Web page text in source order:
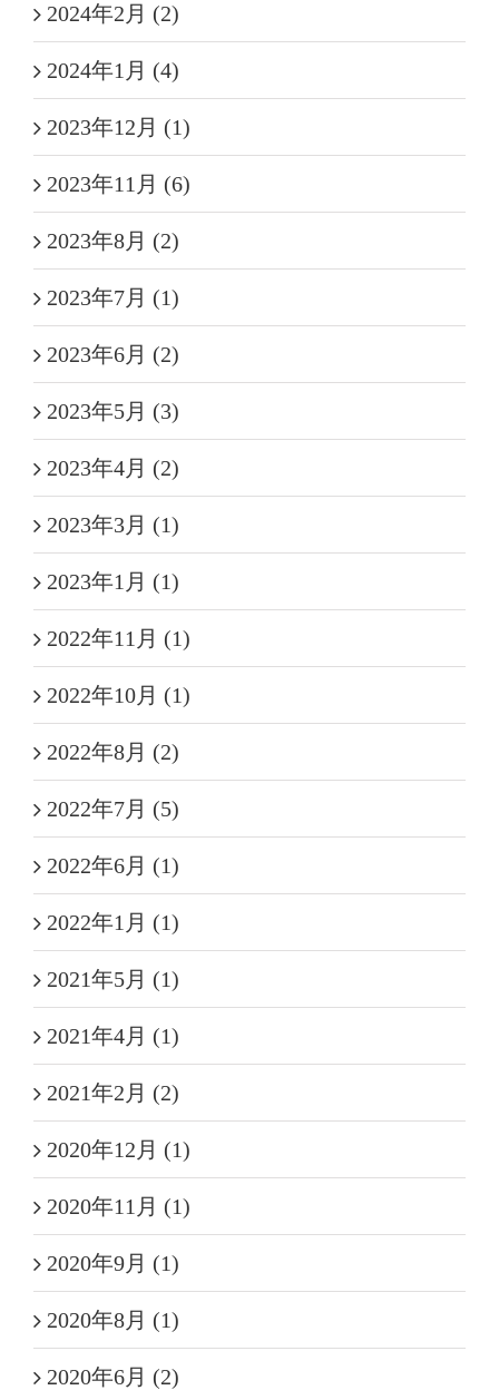
2024年2月 (2)
2024年1月 (4)
2023年12月 (1)
2023年11月 (6)
2023年8月 (2)
2023年7月 (1)
2023年6月 (2)
2023年5月 (3)
2023年4月 (2)
2023年3月 (1)
2023年1月 (1)
2022年11月 (1)
2022年10月 (1)
2022年8月 (2)
2022年7月 (5)
2022年6月 (1)
2022年1月 (1)
2021年5月 (1)
2021年4月 (1)
2021年2月 (2)
2020年12月 (1)
2020年11月 (1)
2020年9月 (1)
2020年8月 (1)
2020年6月 (2)